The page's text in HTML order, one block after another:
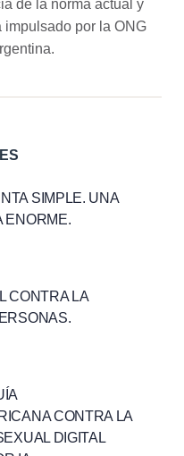
de la norma actual y
impulsado por la ONG
SIMPLE. UNA
ENORME.
CONTRA LA
CONTRA LA
DIGITAL